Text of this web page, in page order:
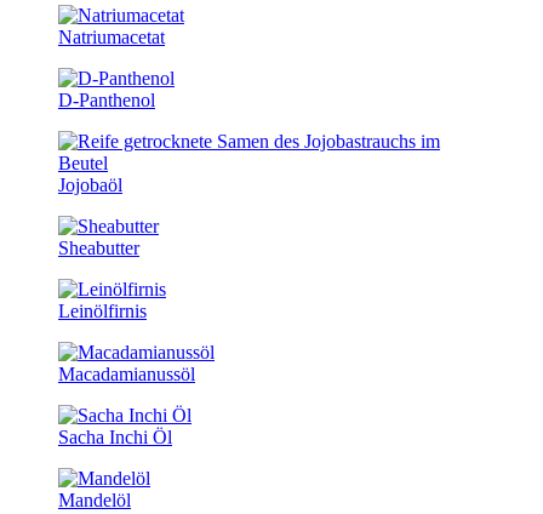
Natriumacetat
D-Panthenol
Jojobaöl
Sheabutter
Leinölfirnis
Macadamianussöl
Sacha Inchi Öl
Mandelöl